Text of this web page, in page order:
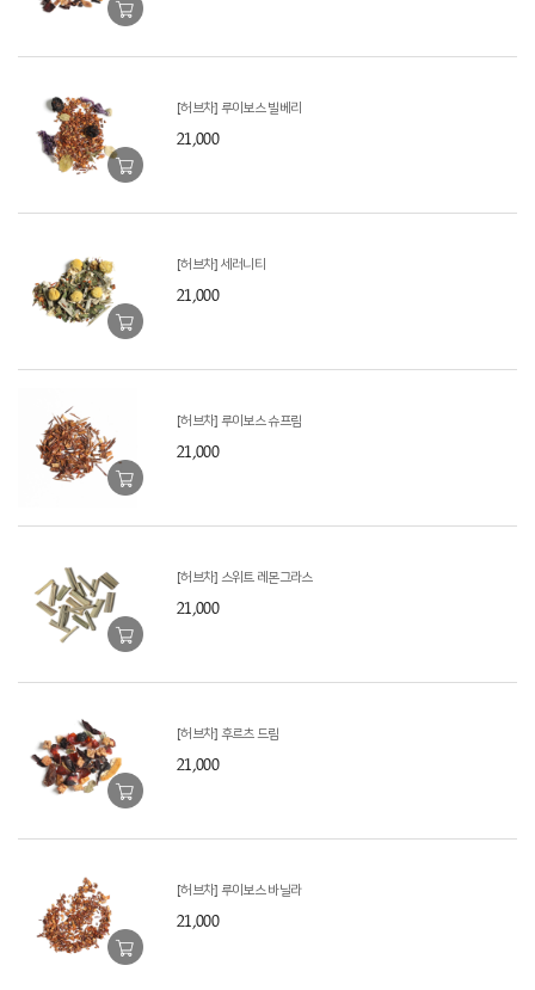
[허브차] 루이보스 빌베리
21,000
[허브차] 세러니티
21,000
[허브차] 루이보스 슈프림
21,000
[허브차] 스위트 레몬그라스
21,000
[허브차] 후르츠 드림
21,000
[허브차] 루이보스 바닐라
21,000